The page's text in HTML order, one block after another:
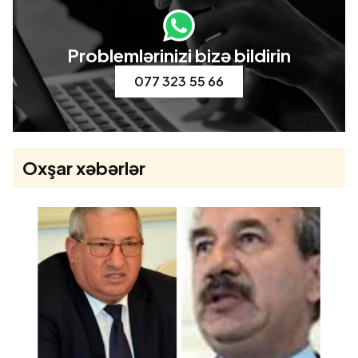
Problemlərinizi bizə bildirin
077 323 55 66
Oxşar xəbərlər